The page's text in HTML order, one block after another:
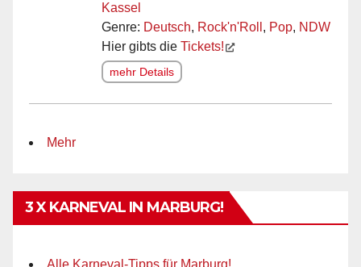
Kassel
Genre: Deutsch, Rock'n'Roll , Pop, NDW
Hier gibts die Tickets!
mehr Details
Mehr
3 X KARNEVAL IN MARBURG!